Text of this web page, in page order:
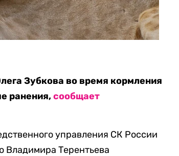
Зубкова во время кормления
ранения,сообщает
управления СК России
Владимира Терентьева